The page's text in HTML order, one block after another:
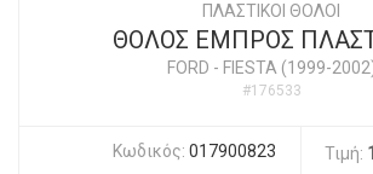
ΠΛΑΣΤΙΚΟΙ ΘΟΛΟΙ
ΘΟΛΟΣ ΕΜΠΡΟΣ
FORD - FIESTA (1999-
#176533
Κωδικός: 017900823 Τιμή: